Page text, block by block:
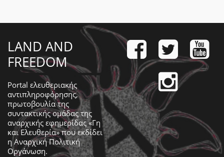
LAND AND
FREEDOM
Portal ελευθεριακής
αντιπληροφόρησης,
πρωτοβουλία της
συντακτικής ομάδας της
αναρχικής εφημερίδας «Γη
και Ελευθερία» που εκδίδει
ηΑναρχική Πολιτική
Οργάνωση.